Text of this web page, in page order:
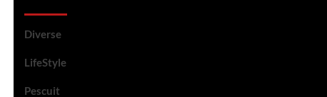
Diverse
LifeStyle
Pescuit